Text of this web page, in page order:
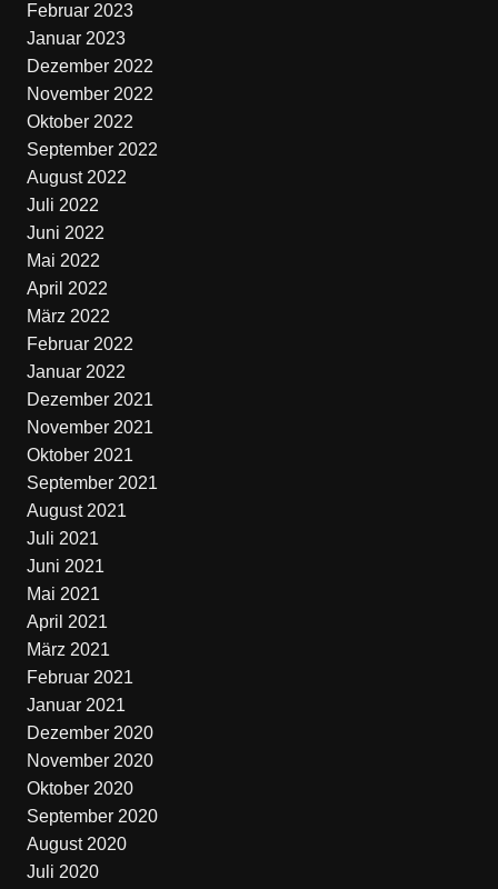
Februar 2023
Januar 2023
Dezember 2022
November 2022
Oktober 2022
September 2022
August 2022
Juli 2022
Juni 2022
Mai 2022
April 2022
März 2022
Februar 2022
Januar 2022
Dezember 2021
November 2021
Oktober 2021
September 2021
August 2021
Juli 2021
Juni 2021
Mai 2021
April 2021
März 2021
Februar 2021
Januar 2021
Dezember 2020
November 2020
Oktober 2020
September 2020
August 2020
Juli 2020